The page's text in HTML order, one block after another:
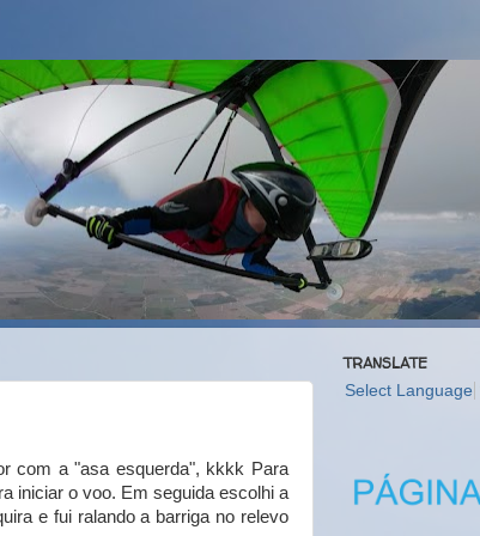
com a "asa esquerda", kkkk Para
iniciar o voo. Em seguida escolhi a
e fui ralando a barriga no relevo
TRANSLATE
Select Language